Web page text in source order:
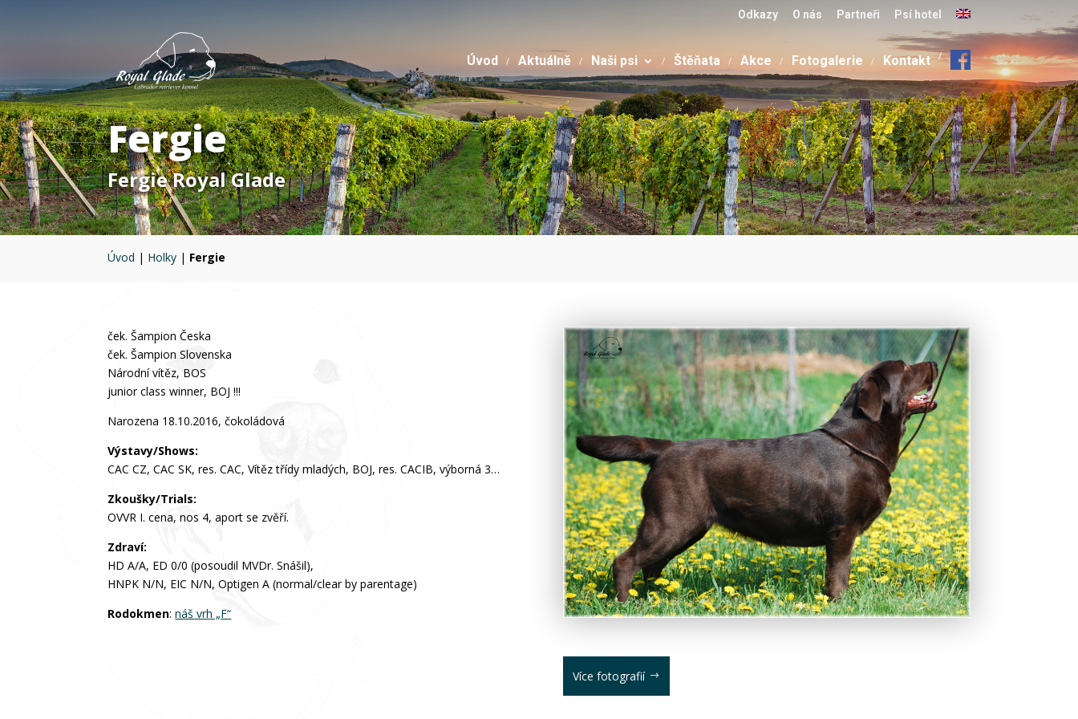
Odkazy O nás Partneři Psí hotel
Úvod Aktuálně Naši psi Štěňata Akce Fotogalerie Kontakt
Fergie
Fergie Royal Glade
Úvod | Holky | Fergie
ček. Šampion Česka
ček. Šampion Slovenska
Národní vítěz, BOS
junior class winner, BOJ !!!
Narozena 18.10.2016, čokoládová
Výstavy/Shows:
CAC CZ, CAC SK, res. CAC, Vítěz třídy mladých, BOJ, res. CACIB, výborná 3…
Zkoušky/Trials:
OVVR I. cena, nos 4, aport se zvěří.
Zdraví:
HD A/A, ED 0/0 (posoudil MVDr. Snášil),
HNPK N/N, EIC N/N, Optigen A (normal/clear by parentage)
Rodokmen:náš vrh „F“
Více fotografií